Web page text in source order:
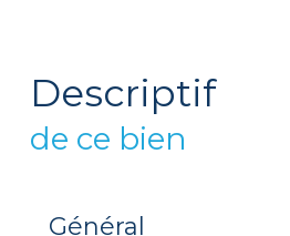
descriptif
de ce bien
Général